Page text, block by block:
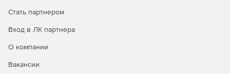
32- и 64-разрядные версии.
UML-ассоциаций.
Стать партнером
Вход в ЛК партнера
О компании
Вакансии